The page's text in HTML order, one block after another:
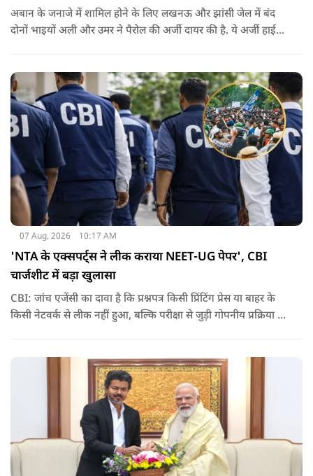
अबान के जनाजे में शामिल होने के लिए लखनऊ और झांसी जेल में बंद
दोनों भाइयों अली और उमर ने पैरोल की अर्जी दायर की है. ये अर्जी हाई
07 Aug, 2026 10:17 AM
'NTA के एक्सपर्ट्स ने लीक कराया NEET-UG पेपर', CBI
चार्जशीट में बड़ा खुलासा
CBI: जांच एजेंसी का दावा है कि प्रश्नपत्र किसी प्रिंटिंग प्रेस या बाहर के
किसी नेटवर्क से लीक नहीं हुआ, बल्कि परीक्षा से जुड़ी गोपनीय प्रक्रिया में